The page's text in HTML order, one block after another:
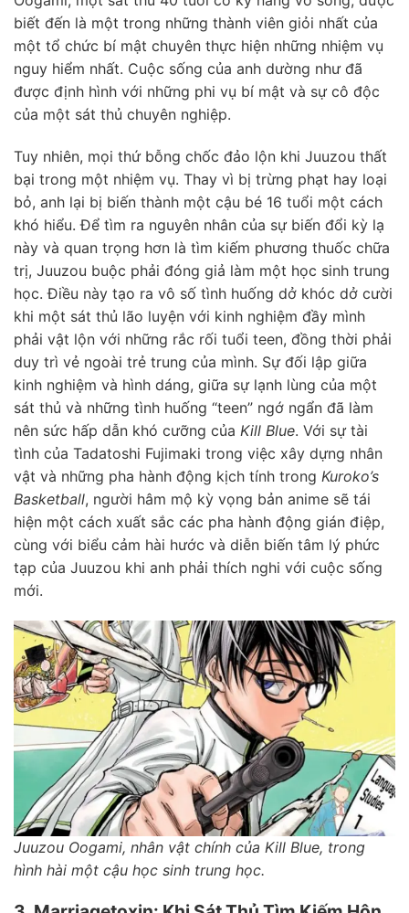
biết đến là một trong những thành viên giỏi nhất của
một tổ chức bí mật chuyên thực hiện những nhiệm vụ
nguy hiểm nhất. Cuộc sống của anh dường như đã
được định hình với những phi vụ bí mật và sự cô độc
của một sát thủ chuyên nghiệp.
Tuy nhiên, mọi thứ bỗng chốc đảo lộn khi Juuzou thất
bại trong một nhiệm vụ. Thay vì bị trừng phạt hay loại
bỏ, anh lại bị biến thành một cậu bé 16 tuổi một cách
khó hiểu. Để tìm ra nguyên nhân của sự biến đổi kỳ lạ
này và quan trọng hơn là tìm kiếm phương thuốc chữa
trị, Juuzou buộc phải đóng giả làm một học sinh trung
học. Điều này tạo ra vô số tình huống dở khóc dở cười
khi một sát thủ lão luyện với kinh nghiệm đầy mình
phải vật lộn với những rắc rối tuổi teen, đồng thời phải
duy trì vẻ ngoài trẻ trung của mình. Sự đối lập giữa
kinh nghiệm và hình dáng, giữa sự lạnh lùng của một
sát thủ và những tình huống “teen” ngớ ngẩn đã làm
nên sức hấp dẫn khó cưỡng của Kill Blue. Với sự tài
tình của Tadatoshi Fujimaki trong việc xây dựng nhân
vật và những pha hành động kịch tính trong Kuroko’s
Basketball, người hâm mộ kỳ vọng bản anime sẽ tái
hiện một cách xuất sắc các pha hành động gián điệp,
cùng với biểu cảm hài hước và diễn biến tâm lý phức
tạp của Juuzou khi anh phải thích nghi với cuộc sống
mới.
Juuzou Oogami, nhân vật chính của Kill Blue, trong
hình hài một cậu học sinh trung học.